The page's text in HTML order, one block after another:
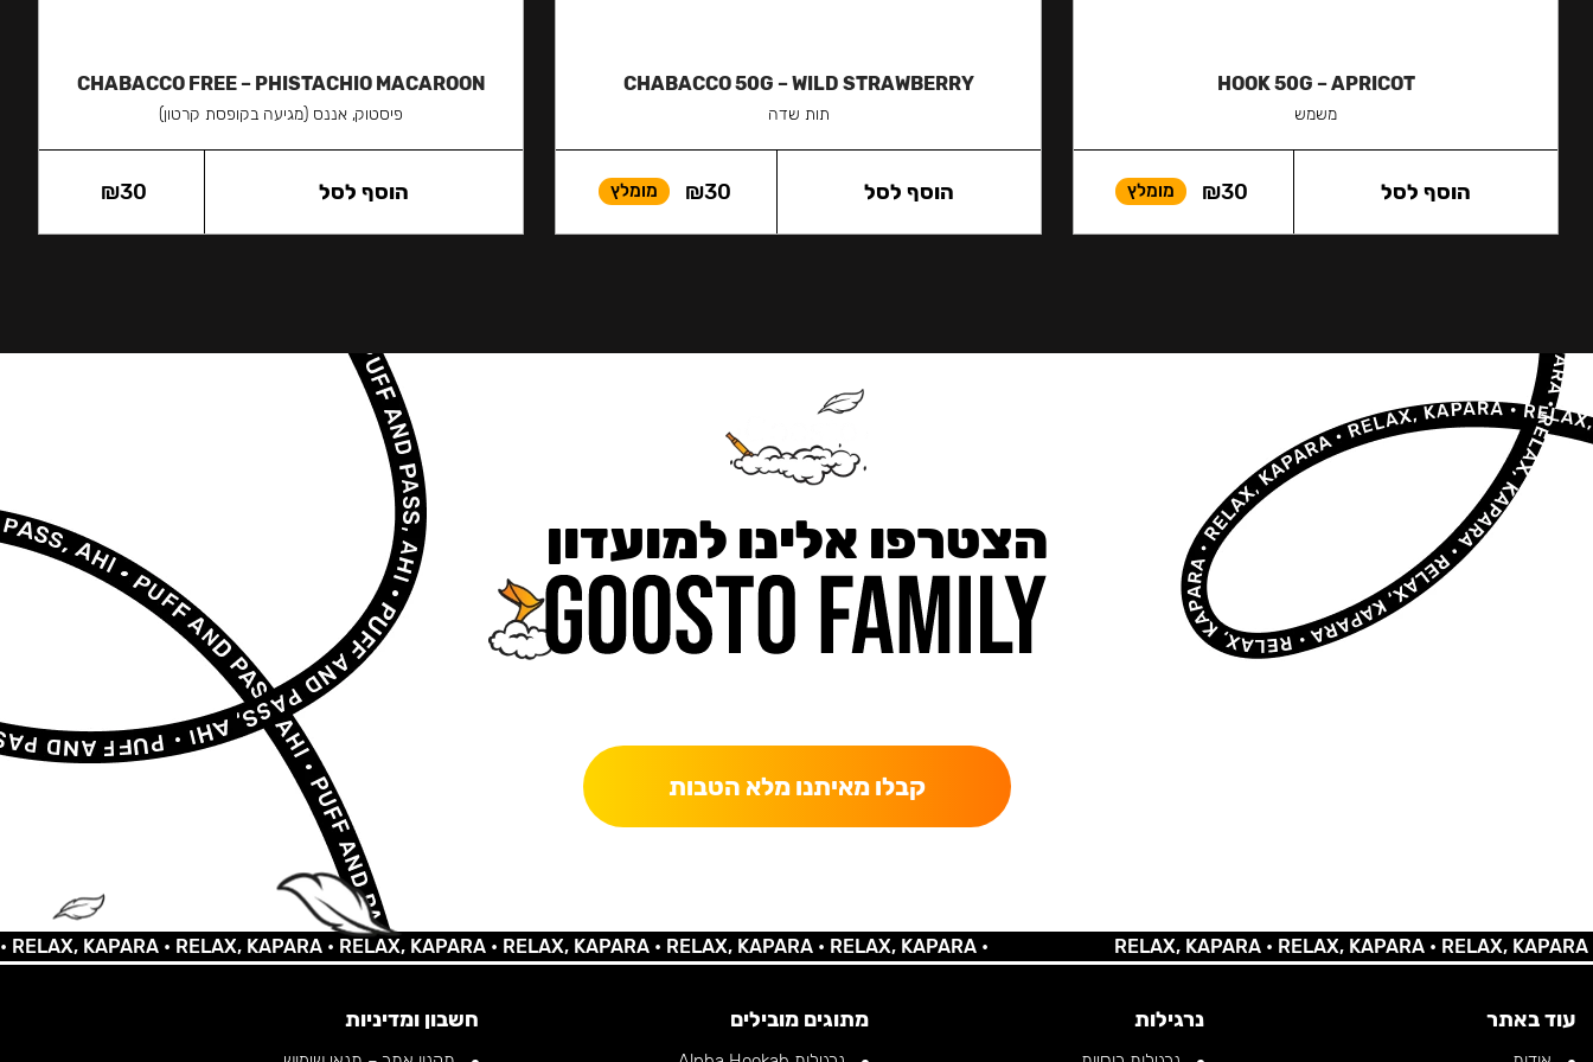
HOOK 50G – APRICOT
משמש
₪30 מומלץ הוסף לסל
CHABACCO 50G – WILD STRAWBERRY
תות שדה
₪30 מומלץ הוסף לסל
CHABACCO FREE – PHISTACHIO MACAROON
פיסטוק, אננס (מגיעה בקופסת קרטון)
₪30 הוסף לסל
הצטרפו אלינו למועדון
קבלו מאיתנו מלא הטבות
KAPARA •RELAX, KAPARA •RELAX, KAPARA •RELAX, KAPARA •RELAX, KAPARA •RELAX, KAPARA • RELAX, KAPARA •RELAX, KAPARA •RELAX, KAPARA •
עוד באתר נרגילות מתוגים מובילים חשבון ומדיניות